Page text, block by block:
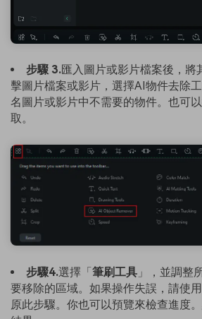
步驟 3.匯入圖片或影片檔案後，將
擊圖片檔案或影片，選擇AI物件去除
名圖片或影片中不需要的物件。也可
取。
步驟4.選擇「筆刷工具 」，並調整
要移除的區域。如果操作失誤，請使
原此步驟。你也可以預覽來檢查進度